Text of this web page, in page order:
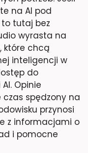
na AI pod
to tutaj bez
wyrasta na
które chcą
inteligencji w
do
Opinie
czas spędzony na
przynosi
z informacjami o
i pomocne